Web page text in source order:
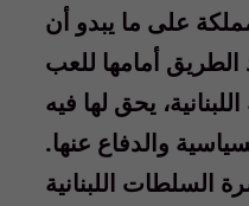
على ما يبدو أن
الطريق أمامها للعب
يحق لها فيه
والدفاع عنها.
السلطات اللبنانية